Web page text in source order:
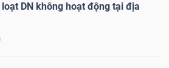
loạt DN không hoạt động tại địa